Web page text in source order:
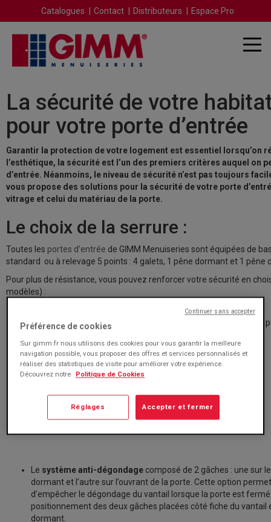
Catalogues Contact Distributeurs Espace Pro
La sécurité de votre
pour votre porte d’entrée
Garantir la protection de votre logement est essentiel lorsqu’on
l’esthétique, la sécurité est l’un des premiers critères auquel on
d’entrée. Néanmoins, le niveau de sécurité n’est pas toujours
vous propose des solutions pour la sécurité de votre porte
vitrage et celui du matériau de la porte.
Le choix de la serrure :
Toutes les portes d’entrée de GIMM Menuiseries sont équipées de
standard ou à relevage 5 points : 4 galets, 1 pêne dormant et 1 pêne
Pour plus de résistance, vous pouvez renforcer votre sécurité en
modèles) :
Lacrémone automatique à crochets
: 2 crochets, 2 galets, 1
Le système anti-dégondage composé de 2 gâches : une sur
dormant et l’autre sur l’ouvrant de la porte. Cette option permet
d’empêcher le dégondage du vantail lorsque la porte est
positionnement des deux gâches placées côté fiche du vantail
dormant.
Préférence de cookies
Sur gimm.fr nous utilisons des cookies pour vous garantir la meilleure
navigation possible, vous proposer des offres et services personnalisés et
réaliser des statistiques de visite pour améliorer votre expérience.
Découvrez notre
Politique de Cookies
Accepter et fermer
Réglages
Continuer sans accepter